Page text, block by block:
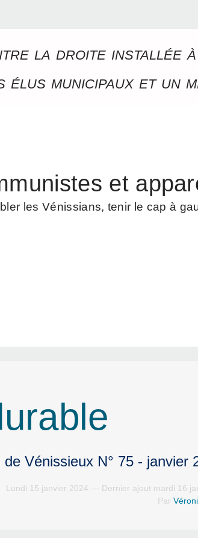
la droite installée
municipaux et un
et
les Vénissians, tenir le cap à
Vénissieux N° 75 - janvier
Lundi 15 janvier 2024 — Dernier ajout mardi 16
Par